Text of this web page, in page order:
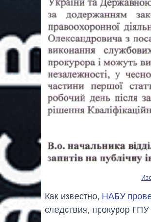
Как известно, НАБУ
следствия, прокурор